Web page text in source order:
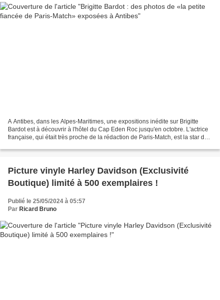
A Antibes, dans les Alpes-Maritimes, une expositions inédite sur Brigitte
Bardot est à découvrir à l'hôtel du Cap Eden Roc jusqu'en octobre. L'actrice
française, qui était très proche de la rédaction de Paris-Match, est la star de
Picture vinyle Harley Davidson (Exclusivité
Boutique) limité à 500 exemplaires !
Publié le 25/05/2024 à 05:57
Par Ricard Bruno